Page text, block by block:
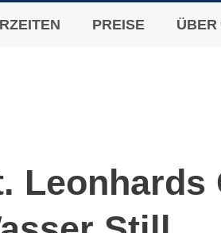
PREISE ÜBER
Leonhards